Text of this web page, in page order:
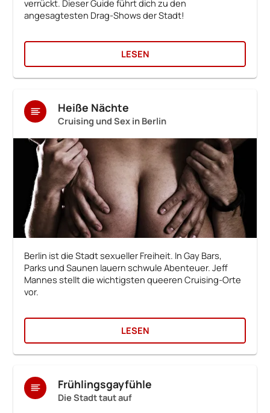
verrückt. Dieser Guide führt dich zu den
angesagtesten Drag-Shows der Stadt!
LESEN
Heiße Nächte
Cruising und Sex in Berlin
Berlin ist die Stadt sexueller Freiheit. In Gay Bars,
Parks und Saunen lauern schwule Abenteuer. Jeff
Mannes stellt die wichtigsten queeren Cruising-Orte
vor.
LESEN
Frühlingsgayfühle
Die Stadt taut auf